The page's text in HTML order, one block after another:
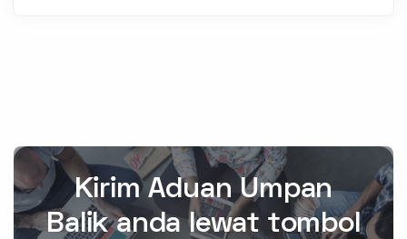
Kirim Aduan Umpan
Balik anda lewat tombol